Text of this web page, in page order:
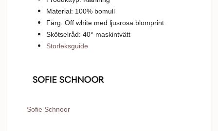
Material: 100% bomull
Färg: Off white med ljusrosa blomprint
Skötselråd: 40° maskintvätt
Storleksguide
Sofie Schnoor